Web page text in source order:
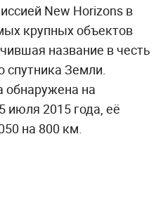
New Horizons в
крупных объектов
название в честь
спутника Земли.
обнаружена на
июля 2015 года, её
на 800 км.